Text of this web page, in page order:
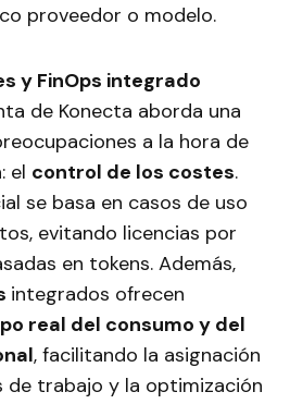
proveedor o modelo.
y FinOps integrado
de Konecta aborda una
a la hora de
el control de los costes.
se basa en casos de uso
evitando licencias por
en tokens. Además,
integrados ofrecen
real del consumo y del
, facilitando la asignación
de trabajo y la optimización